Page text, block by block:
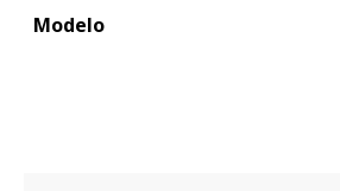
Modelo